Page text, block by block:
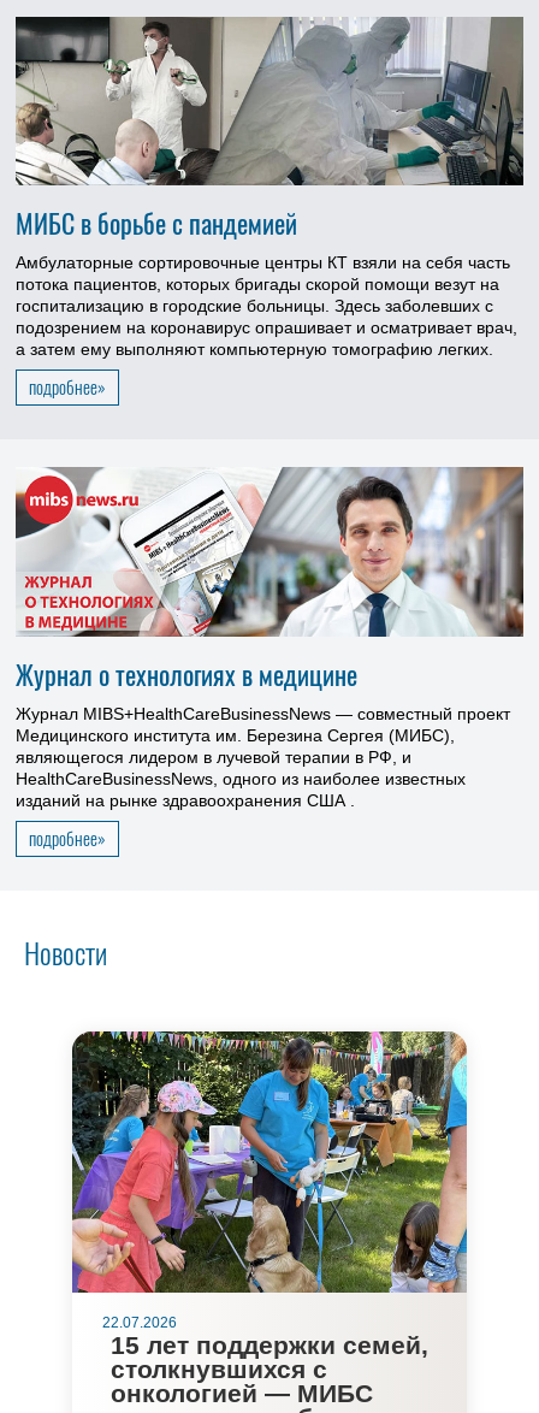
МИБС в борьбе с пандемией
Амбулаторные сортировочные центры КТ взяли на себя часть
потока пациентов, которых бригады скорой помощи везут на
госпитализацию в городские больницы. Здесь заболевших с
подозрением на коронавирус опрашивает и осматривает врач,
а затем ему выполняют компьютерную томографию легких.
подробнее»
Журнал о технологиях в медицине
Журнал MIBS+HealthCareBusinessNews — совместный проект
Медицинского института им. Березина Сергея (МИБС),
являющегося лидером в лучевой терапии в РФ, и
HealthCareBusinessNews, одного из наиболее известных
изданий на рынке здравоохранения США
подробнее»
Новости
22.07.2026
15 лет поддержки семей,
столкнувшихся с
онкологией — МИБС